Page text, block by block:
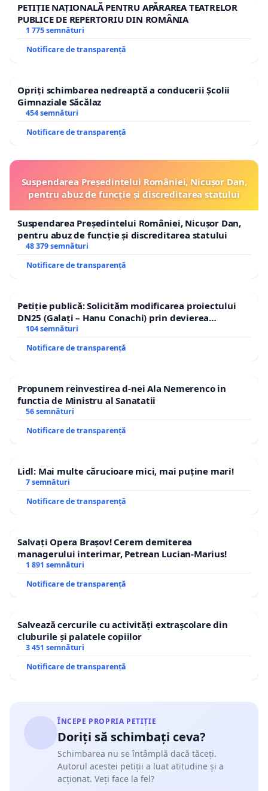
PETIȚIE NAȚIONALĂ PENTRU APĂRAREA TEATRELOR
PUBLICE DE REPERTORIU DIN ROMÂNIA
1 775 semnături
Notificare de transparență
Opriți schimbarea nedreaptă a conducerii Școlii
Gimnaziale Săcălaz
454 semnături
Notificare de transparență
Suspendarea Președintelui României, Nicușor Dan,
pentru abuz de funcție și discreditarea statului
Suspendarea Președintelui României, Nicușor Dan,
pentru abuz de funcție și discreditarea statului
48 379 semnături
Notificare de transparență
Petiție publică: Solicităm modificarea proiectului
DN25 (Galați – Hanu Conachi) prin devierea
traseului în afara localităților!
104 semnături
Notificare de transparență
Propunem reinvestirea d-nei Ala Nemerenco in
functia de Ministru al Sanatatii
56 semnături
Notificare de transparență
Lidl: Mai multe cărucioare mici, mai puține mari!
7 semnături
Notificare de transparență
Salvați Opera Brașov! Cerem demiterea
managerului interimar, Petrean Lucian-Marius!
1 891 semnături
Notificare de transparență
Salvează cercurile cu activități extrașcolare din
cluburile și palatele copiilor
3 451 semnături
Notificare de transparență
ÎNCEPE PROPRIA PETIȚIE
Doriți să schimbați ceva?
Schimbarea nu se întâmplă dacă tăceți.
Autorul acestei petiții a luat atitudine și a
acționat. Veți face la fel?